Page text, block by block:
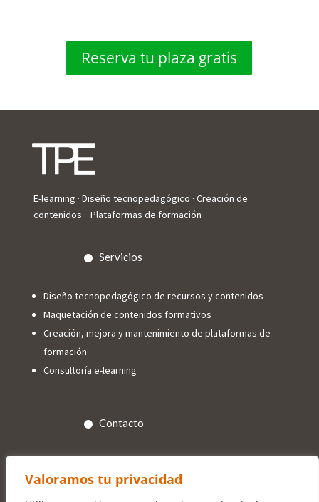
Valoramos tu privacidad
Reserva tu plaza gratis
E-learning · Diseño tecnopedagógico · Creación de
contenidos · Plataformas de formación
Servicios
Diseño tecnopedagógico de recursos y contenidos
Maquetación de contenidos formativos
Creación, mejora y mantenimiento de plataformas de
formación
Consultoría e-learning
Contacto
+34 618 84 88 11